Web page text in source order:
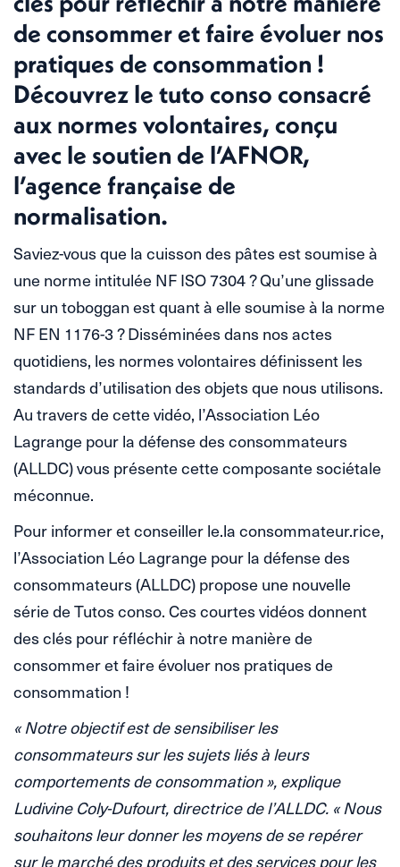
de consommer et faire évoluer nos
pratiques de consommation !
Découvrez le tuto conso consacré
aux normes volontaires, conçu
avec le soutien de l’AFNOR,
l’agence française de
normalisation.
Saviez-vous que la cuisson des pâtes est soumise à
une norme intitulée NF ISO 7304 ? Qu’une glissade
sur un toboggan est quant à elle soumise à la norme
NF EN 1176-3 ? Disséminées dans nos actes
quotidiens, les normes volontaires définissent les
standards d’utilisation des objets que nous utilisons.
Au travers de cette vidéo, l’Association Léo
Lagrange pour la défense des consommateurs
(ALLDC) vous présente cette composante sociétale
méconnue.
Pour informer et conseiller le.la consommateur.rice,
l’Association Léo Lagrange pour la défense des
consommateurs (ALLDC) propose une nouvelle
série de Tutos conso. Ces courtes vidéos donnent
des clés pour réfléchir à notre manière de
consommer et faire évoluer nos pratiques de
consommation !
« Notre objectif est de sensibiliser les
consommateurs sur les sujets liés à leurs
comportements de consommation », explique
Ludivine Coly-Dufourt, directrice de l’ALLDC. « Nous
souhaitons leur donner les moyens de se repérer
sur le marché des produits et des services pour les